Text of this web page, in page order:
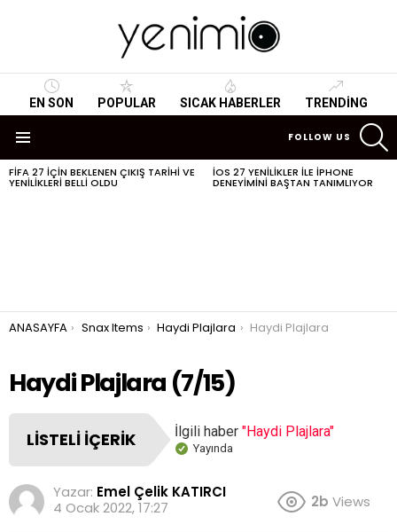
EN SON POPULAR SICAK HABERLER TRENDING
FOLLOW US
SON
HABERLER
FIFA 27 IÇIN BEKLENEN ÇIKIŞ TARIHI VE
YENILIKLERI BELLI OLDU
IOS 27 YENILIKLER ILE IPHONE
DENEYIMINI BAŞTAN TANIMLIYOR
You are here:
ANASAYFA Snax Items Haydi Plajlara Haydi Plajlara
Haydi Plajlara (7/15)
LISTELI İÇERIK İlgili haber "Haydi Plajlara"
Yayında
Yazar: Emel Çelik KATIRCI
4 Ocak 2022, 17:27
2b Views